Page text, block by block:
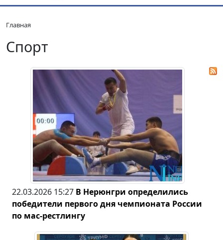
Главная
Спорт
22.03.2026 15:27 В Нерюнгри определились
победители первого дня чемпионата России
по мас-рестлингу